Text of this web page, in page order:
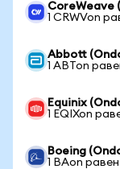
CoreWeave
1 CRWVon
Abbott
1 ABTon
Equinix
1 EQIXon
Boeing
1 BAon